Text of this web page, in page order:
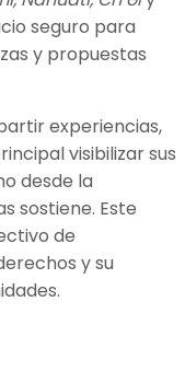
seguro para
y propuestas
experiencias,
visibilizar sus
desde la
sostiene. Este
de
y su